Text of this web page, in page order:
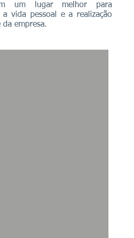
um lugar melhor para
vida pessoal e a realização
empresa.